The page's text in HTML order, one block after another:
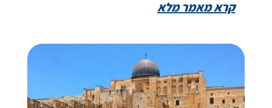
קרא מאמר מלא